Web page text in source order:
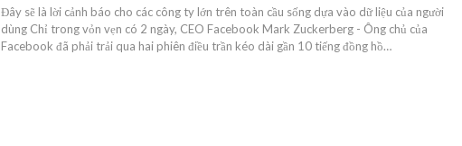
Đây sẽ là lời cảnh báo cho các công ty lớn trên toàn cầu sống dựa vào dữ liệu của người
dùng Chỉ trong vỏn vẹn có 2 ngày, CEO Facebook Mark Zuckerberg - Ông chủ của
Facebook đã phải trải qua hai phiên điều trần kéo dài gần 10 tiếng đồng hồ…